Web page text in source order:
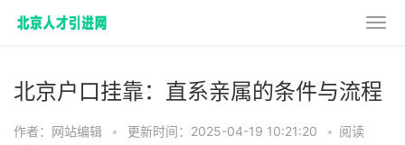
北京户口挂靠：直系亲属的条件与流程
作者：网站编辑 • 更新时间：2025-04-19 10:21:20 • 阅读